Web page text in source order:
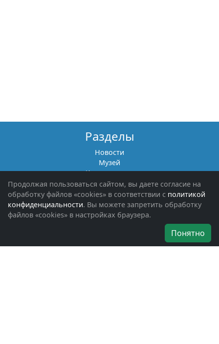
Разделы
Новости
Музей
Книги памяти
Фотоальбомы
Обращения граждан
Помощь участникам СВО и их семьям
Об организации
Наши награды
Продолжая пользоваться сайтом, вы даете согласие на
обработку файлов «cookies» в соответствии с политикой
конфиденциальности. Вы можете запретить обработку
файлов «cookies» в настройках браузера.
Понятно